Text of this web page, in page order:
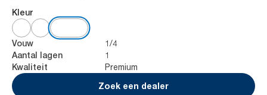
Kleur
Vouw 1/4
Aantal lagen 1
Kwaliteit
Premium
Zoek een dealer